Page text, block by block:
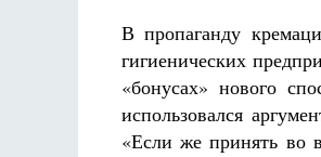
В пропаганду
гигиенических
«бонусах» нового
использовался
«Если же принять во